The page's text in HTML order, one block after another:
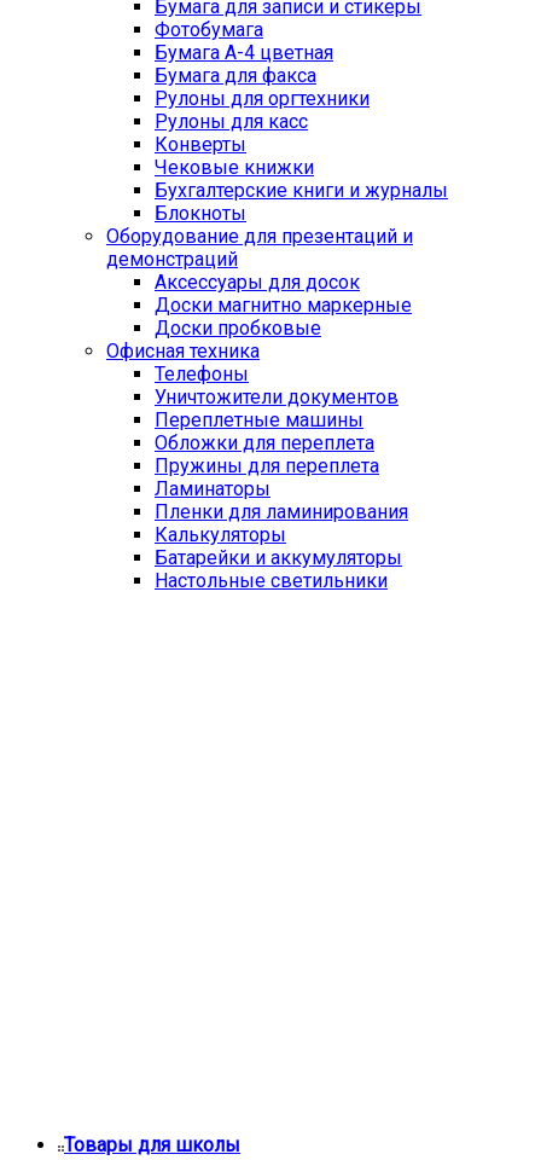
Бумага для записи и стикеры
Фотобумага
Бумага А-4 цветная
Бумага для факса
Рулоны для оргтехники
Рулоны для касс
Конверты
Чековые книжки
Бухгалтерские книги и журналы
Блокноты
Оборудование для презентаций и
демонстраций
Аксессуары для досок
Доски магнитно маркерные
Доски пробковые
Офисная техника
Телефоны
Уничтожители документов
Переплетные машины
Обложки для переплета
Пружины для переплета
Ламинаторы
Пленки для ламинирования
Калькуляторы
Батарейки и аккумуляторы
Настольные светильники
Товары для школы